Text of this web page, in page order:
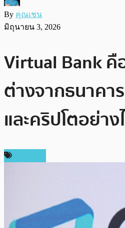
By คุณเชน
มิถุนายน 3, 2026
Virtual Bank คื
ต่างจากธนาคา
และคริปโตอย่าง